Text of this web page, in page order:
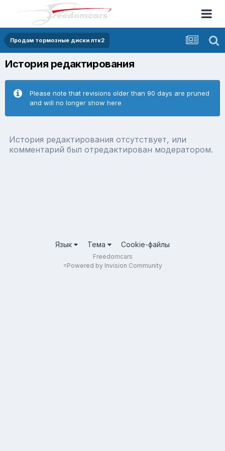
Продам тормозные диски лтк2
История редактирования
Please note that revisions older than 90 days are pruned
and will no longer show here
История редактирования отсутствует, или
комментарий был отредактирован модератором.
Язык Тема Cookie-файлы
Freedomcars
=Powered by Invision Community